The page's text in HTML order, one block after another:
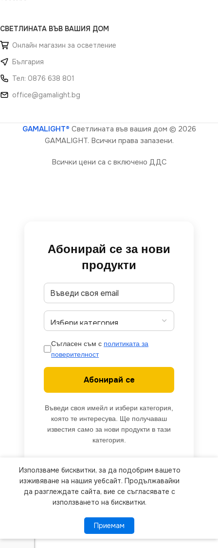
СВЕТЛИНАТА ВЪВ ВАШИЯ ДОМ
Онлайн магазин за осветление
България
Тел: 0876 638 801
office@gamalight.bg
GAMALIGHT® Светлината във вашия дом © 2026
GAMALIGHT. Всички права запазени.
Всички цени са с включено ДДС
Абонирай се за нови
продукти
Съгласен съм с политиката за
поверителност
Абонирай се
Въведи своя имейл и избери категория,
която те интересува. Ще получаваш
известия само за нови продукти в тази
категория.
We use cookies to improve your experience on our
website. By browsing this website, you agree to
our use of cookies.
ПОВЕЧЕ ИНФОРМАЦИЯ
Използваме бисквитки, за да подобрим вашето
изживяване на нашия уебсайт. Продължавайки
да разглеждате сайта, вие се съгласявате с
използването на бисквитки.
Приемам